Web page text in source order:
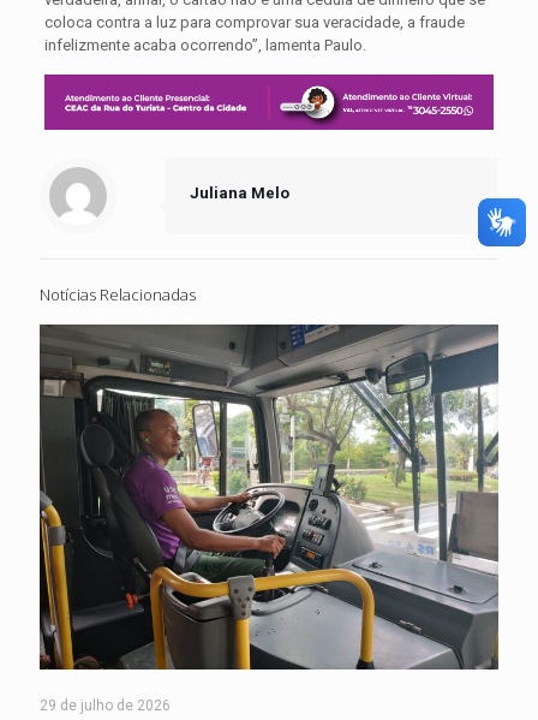
coloca contra a luz para comprovar sua veracidade, a fraude
infelizmente acaba ocorrendo”, lamenta Paulo.
Juliana Melo
Notícias Relacionadas
29 de julho de 2026